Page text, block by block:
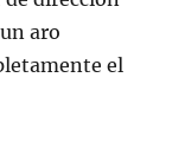
aro
el